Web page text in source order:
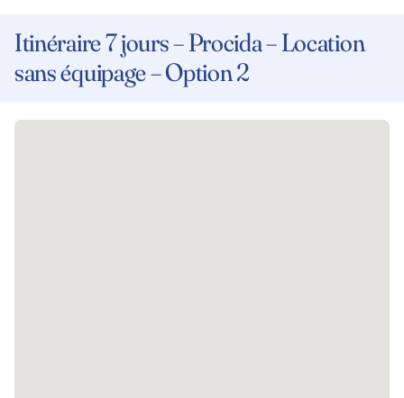
Itinéraire 7 jours – Procida – Location
sans équipage – Option 2